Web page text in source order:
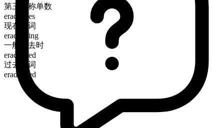
第三人称单数
eradicates
现在分词
eradicating
一般过去时
eradicated
过去分词
eradicated